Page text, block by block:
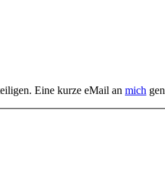
Eine kurze eMail an mich